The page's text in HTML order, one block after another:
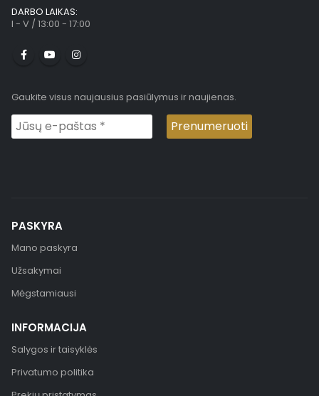
DARBO LAIKAS:
I - V / 13:00 - 17:00
Gaukite visus naujausius pasiūlymus ir naujienas.
PASKYRA
Mano paskyra
Užsakymai
Mėgstamiausi
INFORMACIJA
Salygos ir taisyklės
Privatumo politika